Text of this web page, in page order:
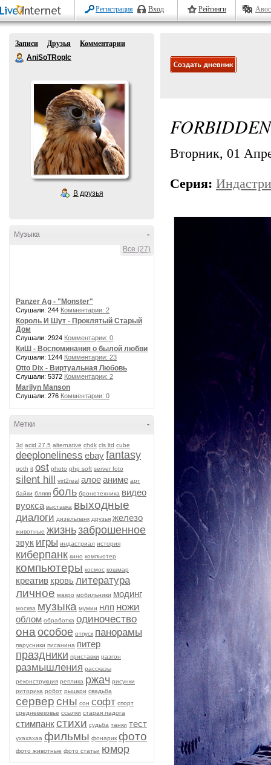
Регистрация Вход Рейтинги
Записи Друзья
Комментарии
AniSoTRopIc
В друзья
-
Музыка
Все (27)
Panzer Ag - "Monster"
Слушали: 244 Комментарии: 2
Король И Шут - Проклятый Старый
Дом
Слушали: 2924 Комментарии: 0
КиШ - Воспоминания о былой любви
Слушали: 1244 Комментарии: 23
Otto Dix - Виртуальная Любовь
Слушали: 5372 Комментарии: 2
Marilyn Manson
Слушали: 276 Комментарии: 0
-
Метки
3d acid 27.5 alternative chdk cls ltd cube
deeploneliness ebayfantasy
goth it ost photo php soft server foto
silent hill virt2real алоеаниме арт
байки бляяя боль бронетехника видео
вуокса выставка выходные
диалоги дизельпанк друзья железо
животные жизньзаброшенное
звук игры индастриал история
киберпанк кино компьютер
компьютеры космос кошмар
креатив кровьлитература
личное макро мобильники модинг
москва музыка мумии нлп ножи
облом обработка одиночество
она особое отпуск панорамы
парусники писанина питер
праздники приставки разгон
размышления рассказы
реконструкция реплика ржач рисунки
риторика робот рыцари свадьба
серверсны сон софт спорт
средневековье ссылки старая ладога
стимпанкстихи судьба танки тест
ухахахаа фильмы фонарик фото
фото животные фото статьи юмор
Вторник, 01
Серия: